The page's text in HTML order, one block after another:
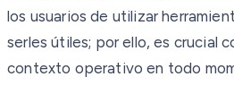
los usuarios de utilizar
serles útiles; por ello, es crucial
contexto operativo en todo